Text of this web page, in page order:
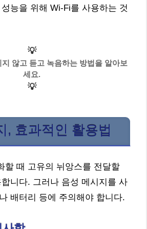
능을 위해 Wi-Fi를 사용하는 것
💡
않고 듣고 녹음하는 방법을 알아보
세요.
💡
, 효과적인 활용법
할 때 고유의 뉘앙스를 전달할
니다. 그러나 음성 메시지를 사
배터리 등에 주의해야 합니다.